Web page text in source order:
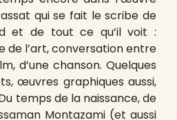
qui se fait le scribe de
et de tout ce qu’il voit :
de l’art, conversation entre
d’une chanson. Quelques
œuvres graphiques aussi,
temps de la naissance, de
Montazami (et aussi